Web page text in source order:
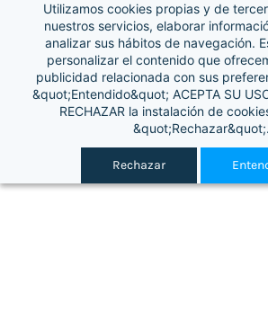
Utilizamos cookies propias y de
nuestros servicios, elaborar
analizar sus hábitos de navegación.
personalizar el contenido que
publicidad relacionada con sus
&quot;Entendido&quot; ACEPTA SU
RECHAZAR la instalación de
&quot;Rechazar&quot;.
Rechazar